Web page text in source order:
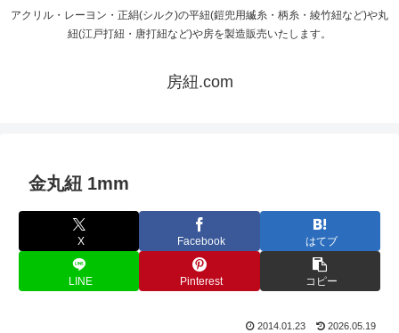
アクリル・レーヨン・正絹(シルク)の平紐(鎧兜用縅糸・柄糸・綾竹紐など)や丸
紐(江戸打紐・唐打紐など)や房を製造販売いたします。
房紐.com
金丸紐 1mm
X Facebook はてブ
LINE Pinterest コピー
2014.01.23 2026.05.19